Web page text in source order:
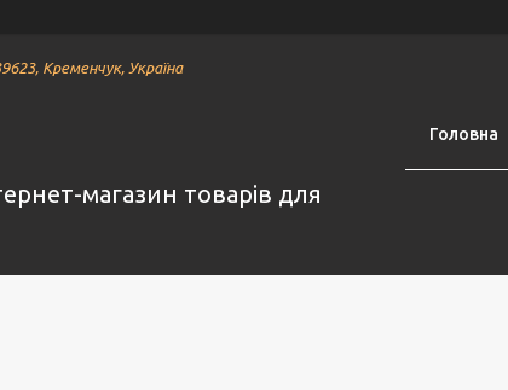
Кременчук, Україна
магазин товарів для
Головна